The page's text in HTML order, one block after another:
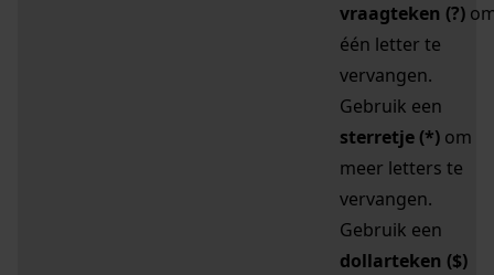
vraagteken (?)
één letter te
vervangen.
Gebruik een
sterretje (*) om
meer letters te
vervangen.
Gebruik een
dollarteken ($)